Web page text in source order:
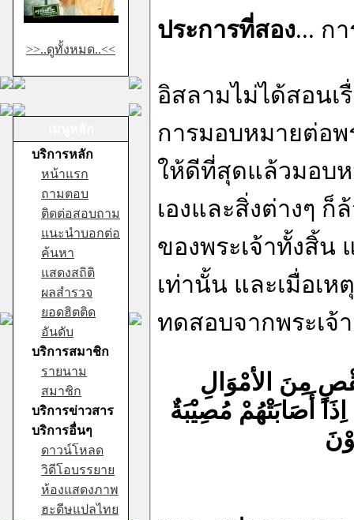
>>..ดูทั้งหมด..<<
บริการหลัก
หน้าแรก
ถามตอบ
ติดต่อสอบถาม
แนะนำบอกต่อ
ค้นหา
แสดงสถิติ
ผลสำรวจ
ยอดฮิตติด
อันดับ
บริการสมาชิก
รายนาม
สมาชิก
บริการข่าวสาร
บริการอื่นๆ
ดาวน์โหลด
วิดีโอบรรยาย
ห้องแสดงภาพ
ฮะดีษแปลไทย
ประการที่สอง... ก
อิสลามไม่ได้สอนเ
การมอบหมายต่อ
ให้ดีที่สุดแล้วมอบห
เองและสิ่งต่างๆ
ของพระเจ้าทั้งสิ้น
เท่านั้น และเมื่อเ
ทดสอบจากพระเจ้
مِنَ الأمْوَالِ
أَصَابَتْهُمْ مُصِيْبَةٌ